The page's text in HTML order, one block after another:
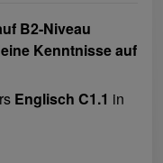
B2-Niveau
Kenntnisse auf
Englisch C1.1 in